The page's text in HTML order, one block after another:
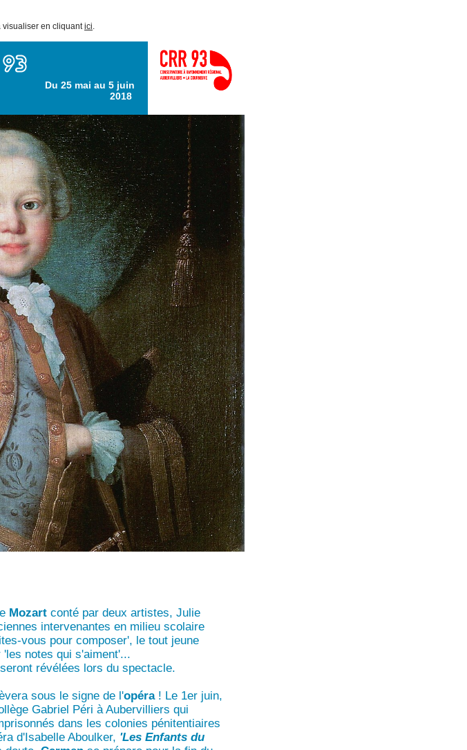
visualiser en cliquantici.
Du 25 mai au 5 juin
2018
Mozart conté par deux artistes, Julie
intervenantes en milieu scolaire
vous pour composer', le tout jeune
notes qui s'aiment'...
révélées lors du spectacle.
sous le signe de l'opéra! Le 1er juin,
Gabriel Péri à Aubervilliers qui
dans les colonies pénitentiaires
d'Isabelle Aboulker, 'Les Enfants du